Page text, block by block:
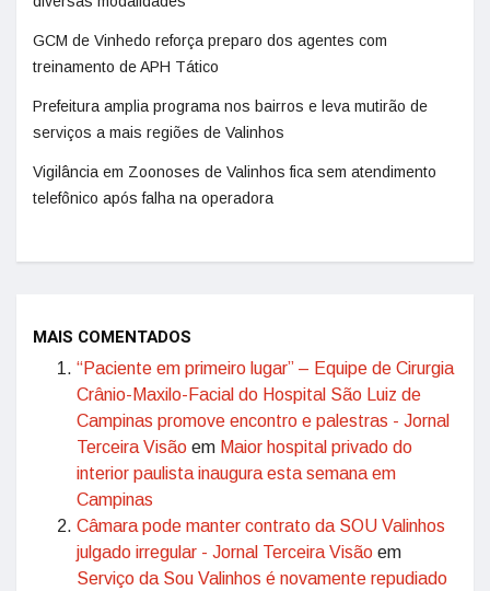
GCM de Vinhedo reforça preparo dos agentes com
treinamento de APH Tático
Prefeitura amplia programa nos bairros e leva mutirão de
serviços a mais regiões de Valinhos
Vigilância em Zoonoses de Valinhos fica sem atendimento
telefônico após falha na operadora
MAIS COMENTADOS
“Paciente em primeiro lugar” – Equipe de Cirurgia
Crânio-Maxilo-Facial do Hospital São Luiz de
Campinas promove encontro e palestras - Jornal
Terceira Visão em Maior hospital privado do
interior paulista inaugura esta semana em
Campinas
Câmara pode manter contrato da SOU Valinhos
julgado irregular - Jornal Terceira Visão em
Serviço da Sou Valinhos é novamente repudiado